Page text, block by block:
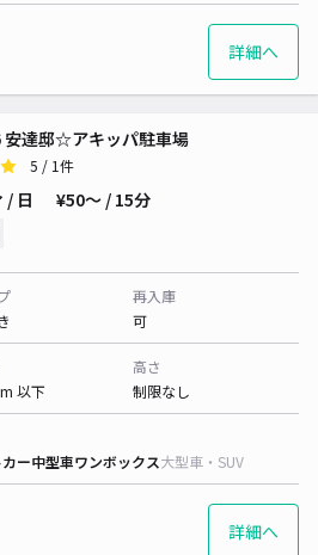
詳細へ
安達邸☆アキッパ駐車場
5 / 1件
/ 日 ¥50〜 / 15分
再入庫
可
以下
高さ
制限なし
ー中型車ワンボックス大型車・SUV
詳細へ